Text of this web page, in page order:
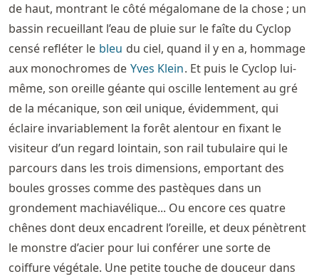
de haut, montrant le côté mégalomane de la chose ; un
bassin recueillant l’eau de pluie sur le faîte du Cyclop
censé refléter le bleu du ciel, quand il y en a, hommage
aux monochromes de Yves Klein. Et puis le Cyclop lui-
même, son oreille géante qui oscille lentement au gré
de la mécanique, son œil unique, évidemment, qui
éclaire invariablement la forêt alentour en fixant le
visiteur d’un regard lointain, son rail tubulaire qui le
parcours dans les trois dimensions, emportant des
boules grosses comme des pastèques dans un
grondement machiavélique... Ou encore ces quatre
chênes dont deux encadrent l’oreille, et deux pénètrent
le monstre d’acier pour lui conférer une sorte de
coiffure végétale. Une petite touche de douceur dans